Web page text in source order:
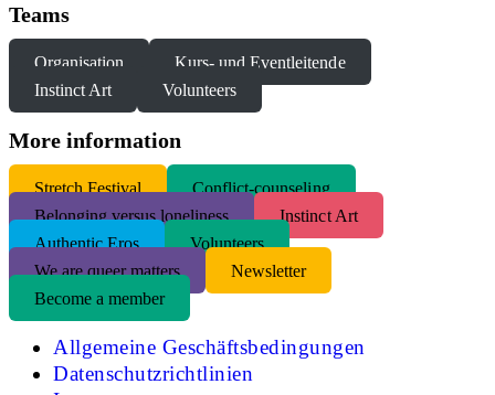
Teams
Organisation
Kurs- und Eventleitende
Instinct Art
Volunteers
More information
Stretch Festival
Conflict-counseling
Belonging versus loneliness
Instinct Art
Authentic Eros
Volunteers
We are queer matters
Newsletter
Become a member
Allgemeine Geschäftsbedingungen
Datenschutzrichtlinien